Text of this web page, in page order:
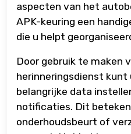
aspecten van het
APK-keuring een
die u helpt
Door gebruik te maken
herinneringsdienst kunt
belangrijke data
notificaties. Dit
onderhoudsbeurt of